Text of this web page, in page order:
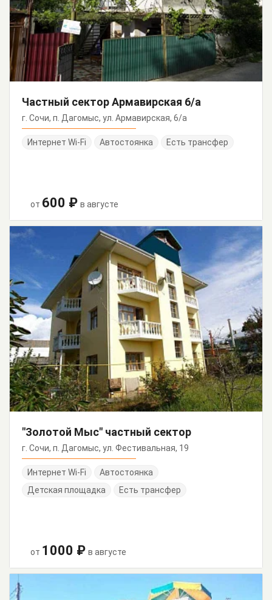
Частный сектор Армавирская 6/а
г. Сочи, п. Дагомыс, ул. Армавирская, 6/а
Интернет Wi-Fi Автостоянка Есть трансфер
от 600 ₽ в августе
"Золотой Мыс" частный сектор
г. Сочи, п. Дагомыс, ул. Фестивальная, 19
Интернет Wi-Fi
Автостоянка
Детская площадка
Есть трансфер
от 1000 ₽ в августе